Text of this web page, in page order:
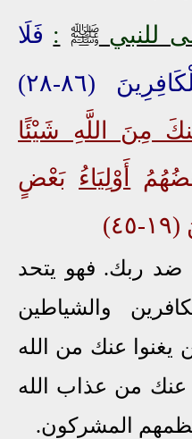
للنبيﷺ : فَلَا
(٨٦-٢٨)
مِنَ اللَّهِ شَيْئًا
أَوْلِيَاءُ بَعْضٍ
ضد ربك. فهو يتحد
والشياطين
يغنوا عنك من الله
عنك من عذاب الله
المشركون.